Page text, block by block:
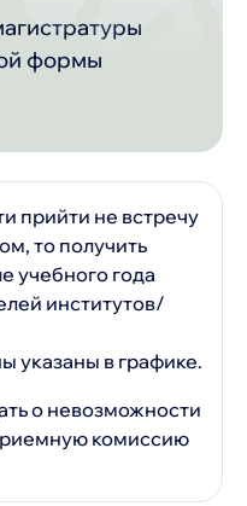
формы
прийти не встречу
то получить
учебного года
институтов/
указаны в графике.
о невозможности
комиссию